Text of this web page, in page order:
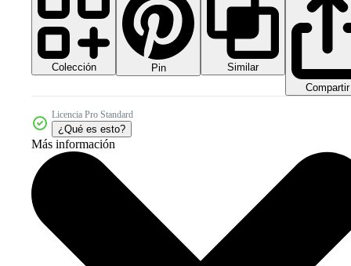
Colección Pin
Similar
Compartir
Licencia Pro Standard
¿Qué es esto?
Más información